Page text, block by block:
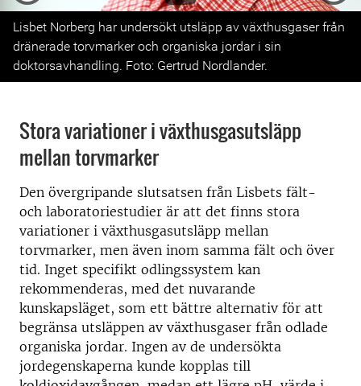
Previous
Next
Lisbet Norberg har undersökt utsläpp av växthusgaser från
dränerade torvmarker och organiska jordar i sin
doktorsavhandling. Foto: Gertrud Nordlander.
Stora variationer i växthusgasutsläpp
mellan torvmarker
Den övergripande slutsatsen från Lisbets fält-
och laboratoriestudier är att det finns stora
variationer i växthusgasutsläpp mellan
torvmarker, men även inom samma fält och över
tid. Inget specifikt odlingssystem kan
rekommenderas, med det nuvarande
kunskapsläget, som ett bättre alternativ för att
begränsa utsläppen av växthusgaser från odlade
organiska jordar. Ingen av de undersökta
jordegenskaperna kunde kopplas till